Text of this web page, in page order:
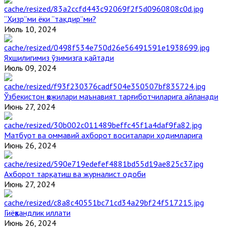
“Ҳизр”ми ёки “тақдир”ми?
Июль 10, 2024
Яхшилигимиз ўзимизга қайтади
Июль 09, 2024
Ўзбекистон ҳожилари маънавият тарғиботчиларига айланади
Июнь 27, 2024
Матбуот ва оммавий ахборот воситалари ходимларига
Июнь 26, 2024
Ахборот тарқатиш ва журналист одоби
Июнь 27, 2024
Гиёҳвандлик иллати
Июнь 26, 2024